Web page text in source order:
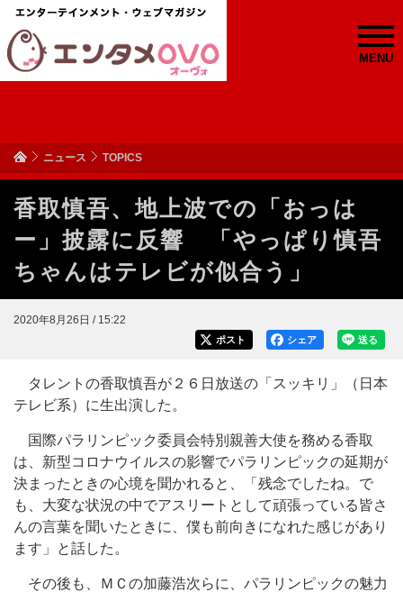
MENU
ニュース TOPICS
香取慎吾、地上波での「おっは
ー」披露に反響 「やっぱり慎吾
ちゃんはテレビが似合う」
2020年8月26日 / 15:22
送る
シェア
ポスト
タレントの香取慎吾が２６日放送の「スッキリ」（日本
テレビ系）に生出演した。
国際パラリンピック委員会特別親善大使を務める香取
は、新型コロナウイルスの影響でパラリンピックの延期が
決まったときの心境を聞かれると、「残念でしたね。で
も、大変な状況の中でアスリートとして頑張っている皆さ
んの言葉を聞いたときに、僕も前向きになれた感じがあり
ます」と話した。
その後も、ＭＣの加藤浩次らに、パラリンピックの魅力